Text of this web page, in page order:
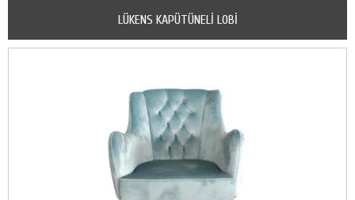
LÜKENS KAPÜTÜNELİ LOBİ